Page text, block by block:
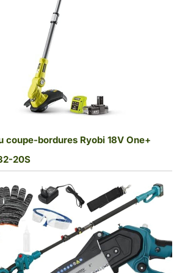
coupe-bordures Ryobi 18V One+
20S